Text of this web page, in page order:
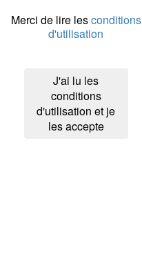
Merci de lire lesconditions
d'utilisation
J'ai lu les
conditions
d'utilisation et je
les accepte